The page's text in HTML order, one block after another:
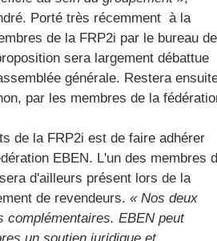
Porté très récemment à la
de la FRP2i par le bureau de
sera largement débattue
générale. Restera
par les membres de la
de la FRP2i est de faire adhérer
EBEN. L'un des membres
d'ailleurs présent lors de la
de revendeurs. « Nos deux
complémentaires. EBEN peut